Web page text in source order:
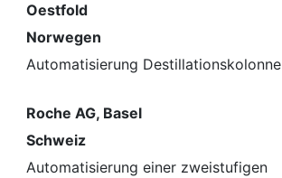
Oestfold
Norwegen
Automatisierung Destillationskolonne
Roche AG, Basel
Schweiz
Automatisierung einer zweistufigen